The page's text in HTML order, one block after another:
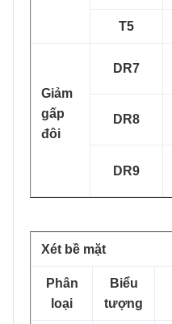
T5
Giảm
gấp
đôi
DR7
DR8
DR9
Xét bề mặt
Phân
loại
Biểu
tượng